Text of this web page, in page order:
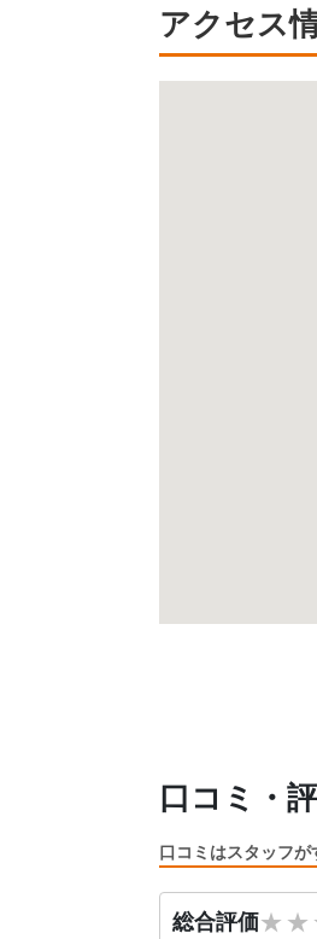
アクセス
口コミ・
口コミはスタッフ
総合評価